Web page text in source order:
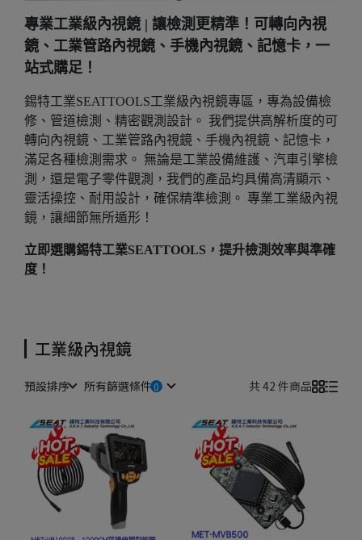
專業工業級內視鏡 | 讓檢測更精準！可轉向內視
鏡、工業管路內視鏡、手機內視鏡、記憶卡，一
站式購足！
錫特工業SEATTOOLS工業級內視鏡專區，專為設備檢
修、管道檢測、精密觀測設計。 我們提供高解析度的可
轉向內視鏡、工業管路內視鏡、手機內視鏡、記憶卡，
滿足各種檢測需求。 無論是工業設備維護、汽車引擎檢
測，還是電子零件觀測，我們的產品均具備高清顯示、
靈活操控、耐用設計，確保精準檢測。 專業工業級內視
鏡，讓細節無所遁形！
立即選購錫特工業SEATTOOLS，提升檢測效率與準確
度！
工業級內視鏡
預設排序 所有篩選條件 共 42 件商品